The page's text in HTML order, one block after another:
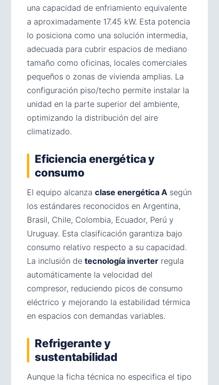
una capacidad de enfriamiento equivalente
a aproximadamente 17.45 kW. Esta potencia
lo posiciona como una solución intermedia,
adecuada para cubrir espacios de mediano
tamaño como oficinas, locales comerciales
pequeños o zonas de vivienda amplias. La
configuración piso/techo permite instalar la
unidad en la parte superior del ambiente,
optimizando la distribución del aire
climatizado.
Eficiencia energética y
consumo
El equipo alcanza clase energética A según
los estándares reconocidos en Argentina,
Brasil, Chile, Colombia, Ecuador, Perú y
Uruguay. Esta clasificación garantiza bajo
consumo relativo respecto a su capacidad.
La inclusión de tecnología inverter regula
automáticamente la velocidad del
compresor, reduciendo picos de consumo
eléctrico y mejorando la estabilidad térmica
en espacios con demandas variables.
Refrigerante y
sustentabilidad
Aunque la ficha técnica no especifica el tipo